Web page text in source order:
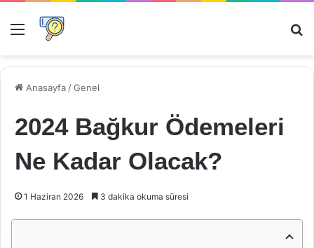
Menü
Anasayfa /Genel
2024 Bağkur Ödemeleri
Ne Kadar Olacak?
1 Haziran 2026 3 dakika okuma süresi